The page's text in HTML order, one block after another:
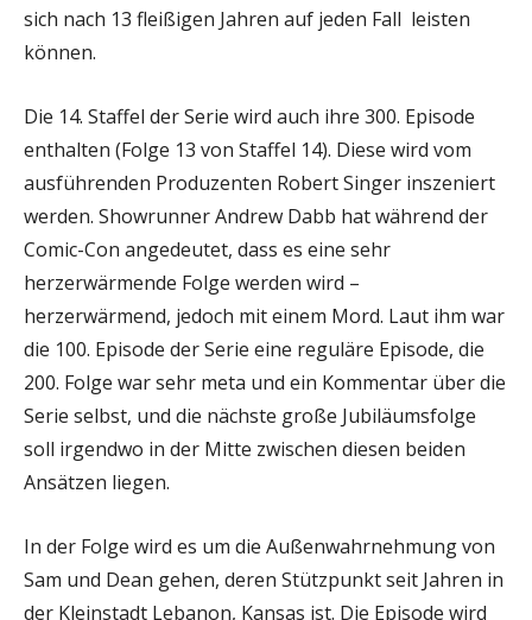
sich nach 13 fleißigen Jahren auf jeden Fall leisten
können.
Die 14. Staffel der Serie wird auch ihre 300. Episode
enthalten (Folge 13 von Staffel 14). Diese wird vom
ausführenden Produzenten Robert Singer inszeniert
werden. Showrunner Andrew Dabb hat während der
Comic-Con angedeutet, dass es eine sehr
herzerwärmende Folge werden wird –
herzerwärmend, jedoch mit einem Mord. Laut ihm war
die 100. Episode der Serie eine reguläre Episode, die
200. Folge war sehr meta und ein Kommentar über die
Serie selbst, und die nächste große Jubiläumsfolge
soll irgendwo in der Mitte zwischen diesen beiden
Ansätzen liegen.
In der Folge wird es um die Außenwahrnehmung von
Sam und Dean gehen, deren Stützpunkt seit Jahren in
der Kleinstadt Lebanon, Kansas ist. Die Episode wird